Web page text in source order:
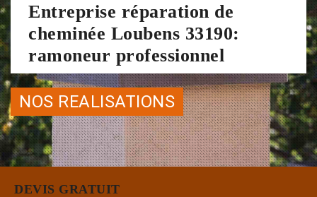
Entreprise réparation de
cheminée Loubens 33190:
ramoneur professionnel
NOS REALISATIONS
DEVIS GRATUIT